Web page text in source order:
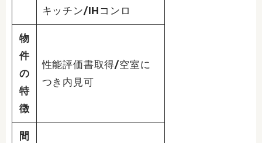
キッチン/IHコンロ
物
件
の
特
徴
性能評価書取得/空室に
つき内見可
間